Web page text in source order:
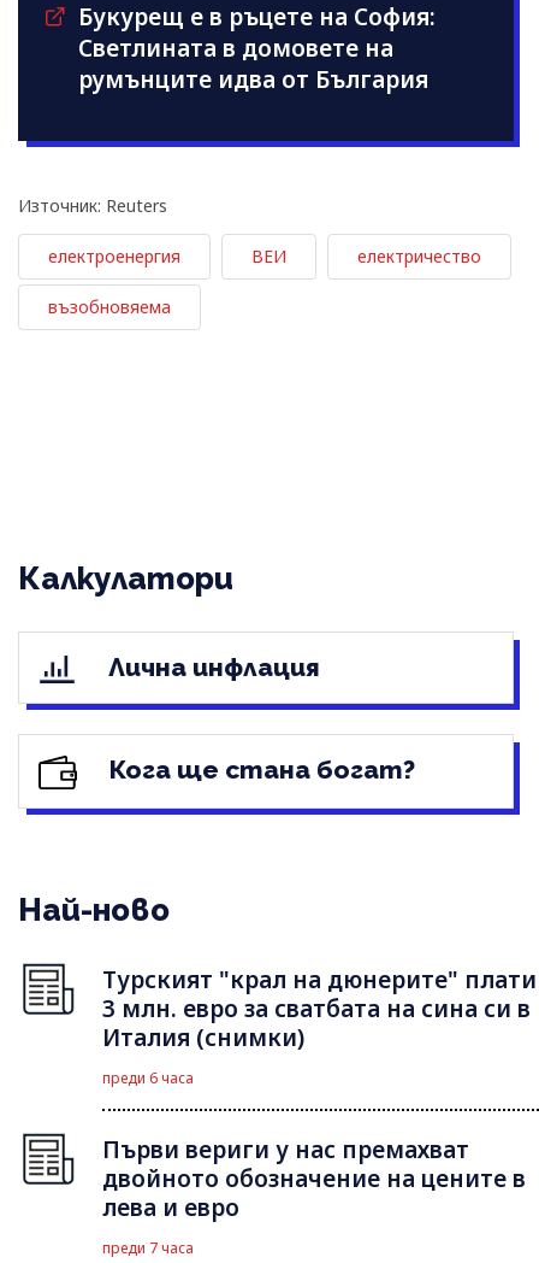
Букурещ е в ръцете на София:
Светлината в домовете на
румънците идва от България
Източник: Reuters
електроенергия ВЕИ електричество
възобновяема
Калкулатори
Лична инфлация
Кога ще стана богат?
Най-ново
Турският "крал на дюнерите" плати
3 млн. евро за сватбата на сина си в
Италия (снимки)
преди 6 часа
Първи вериги у нас премахват
двойното обозначение на цените в
лева и евро
преди 7 часа